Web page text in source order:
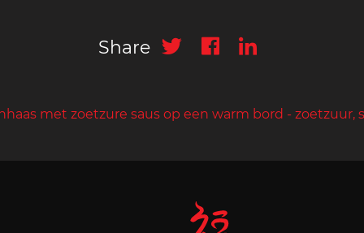
Share
met zoetzure saus op een warm bord - zoetzuur,